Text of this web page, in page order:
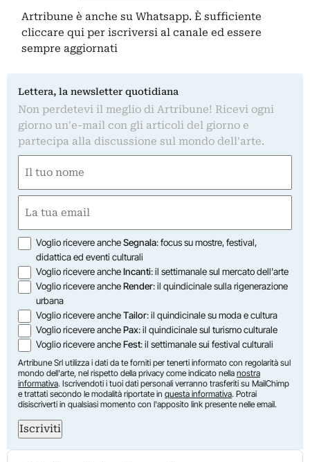
Artribune è anche su Whatsapp. È sufficiente
cliccare qui per iscriversi al canale ed essere
sempre aggiornati
Lettera, la newsletter quotidiana
Non perdetevi il meglio di Artribune! Ricevi ogni
giorno un'e-mail con gli articoli del giorno e
partecipa alla discussione sul mondo dell'arte.
(Obbligatorio)
Nome
(Obbligatorio)
Opzioni
Voglio ricevere ancheSegnala: focus su mostre, festival,
didattica ed eventi culturali
Voglio ricevere ancheIncanti: il settimanale sul mercato dell'arte
Voglio ricevere ancheRender: il quindicinale sulla rigenerazione
urbana
Voglio ricevere ancheTailor: il quindicinale su moda e cultura
Voglio ricevere anchePax: il quindicinale sul turismo culturale
Voglio ricevere ancheFest: il settimanale sui festival culturali
Artribune Srl utilizza i dati da te forniti per tenerti informato con regolarità sul
mondo dell'arte, nel rispetto della privacy come indicato nella nostra
informativa. Iscrivendoti i tuoi dati personali verranno trasferiti su MailChimp
e trattati secondo le modalità riportate in questa informativa. Potrai
disiscriverti in qualsiasi momento con l'apposito link presente nelle email.
Iscriviti